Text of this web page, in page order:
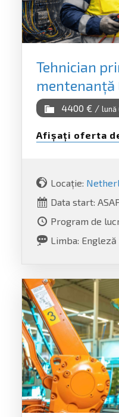
Tehnician
mentenanță
4400 € / lună
Afișați oferta
Locație:
Data start:
Program de
Limba: Engleză